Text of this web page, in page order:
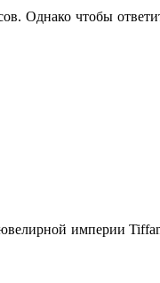
Однако чтобы
империи